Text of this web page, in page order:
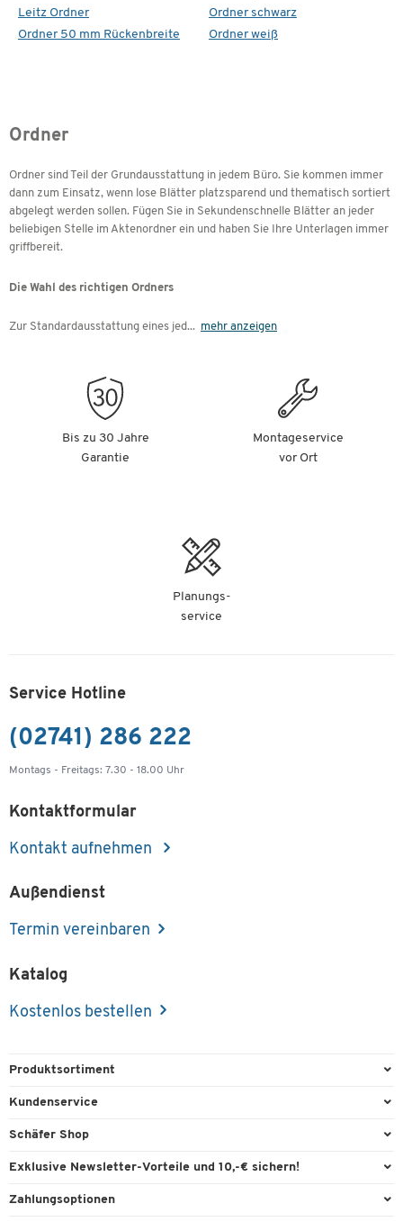
Leitz Ordner
Ordner 50 mm Rückenbreite
Ordner schwarz
Ordner weiß
Ordner
Ordner sind Teil der Grundausstattung in jedem Büro. Sie kommen immer
dann zum Einsatz, wenn lose Blätter platzsparend und thematisch sortiert
abgelegt werden sollen. Fügen Sie in Sekundenschnelle Blätter an jeder
beliebigen Stelle im Aktenordner ein und haben Sie Ihre Unterlagen immer
griffbereit.
Die Wahl des richtigen Ordners
Zur Standardausstattung eines jed... mehr anzeigen
Bis zu 30 Jahre
Garantie
Montageservice
vor Ort
Planungs-
service
Service Hotline
(02741) 286 222
Montags - Freitags: 7.30 - 18.00 Uhr
Kontaktformular
Kontakt aufnehmen
Außendienst
Termin vereinbaren
Katalog
Kostenlos bestellen
Produktsortiment
Büroausstattung
Reinigung & Hygiene
Kundenservice
Direktbestellung
Kontaktformulare
Schäfer Shop
Services & Leistungen
Exklusive Newsletter-Vorteile und 10,-€ sichern!
Willkommensgutschein
Zahlungsoptionen